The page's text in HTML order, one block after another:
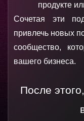
продукте
Сочетая эти
привлечь новых
сообщество,
вашего бизнеса.
После